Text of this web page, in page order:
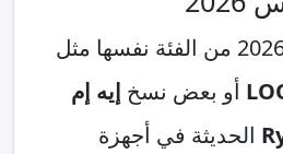
أو بعض نسخ إيه إم
الحديثة في أجهزة